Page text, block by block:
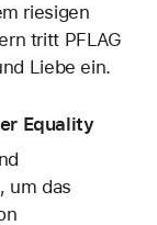
riesigen
tritt PFLAG
Liebe ein.
Equality
um das